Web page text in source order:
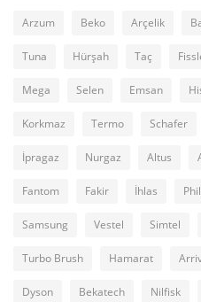
Arzum Beko Arçelik
Tuna Hürşah Taç
Mega Selen Emsan
Korkmaz Termo Schafer
İpragaz Nurgaz Altus
Fantom Fakir İhlas
Samsung Vestel Simtel
Turbo Brush Hamarat
Dyson Bekatech Nilfisk